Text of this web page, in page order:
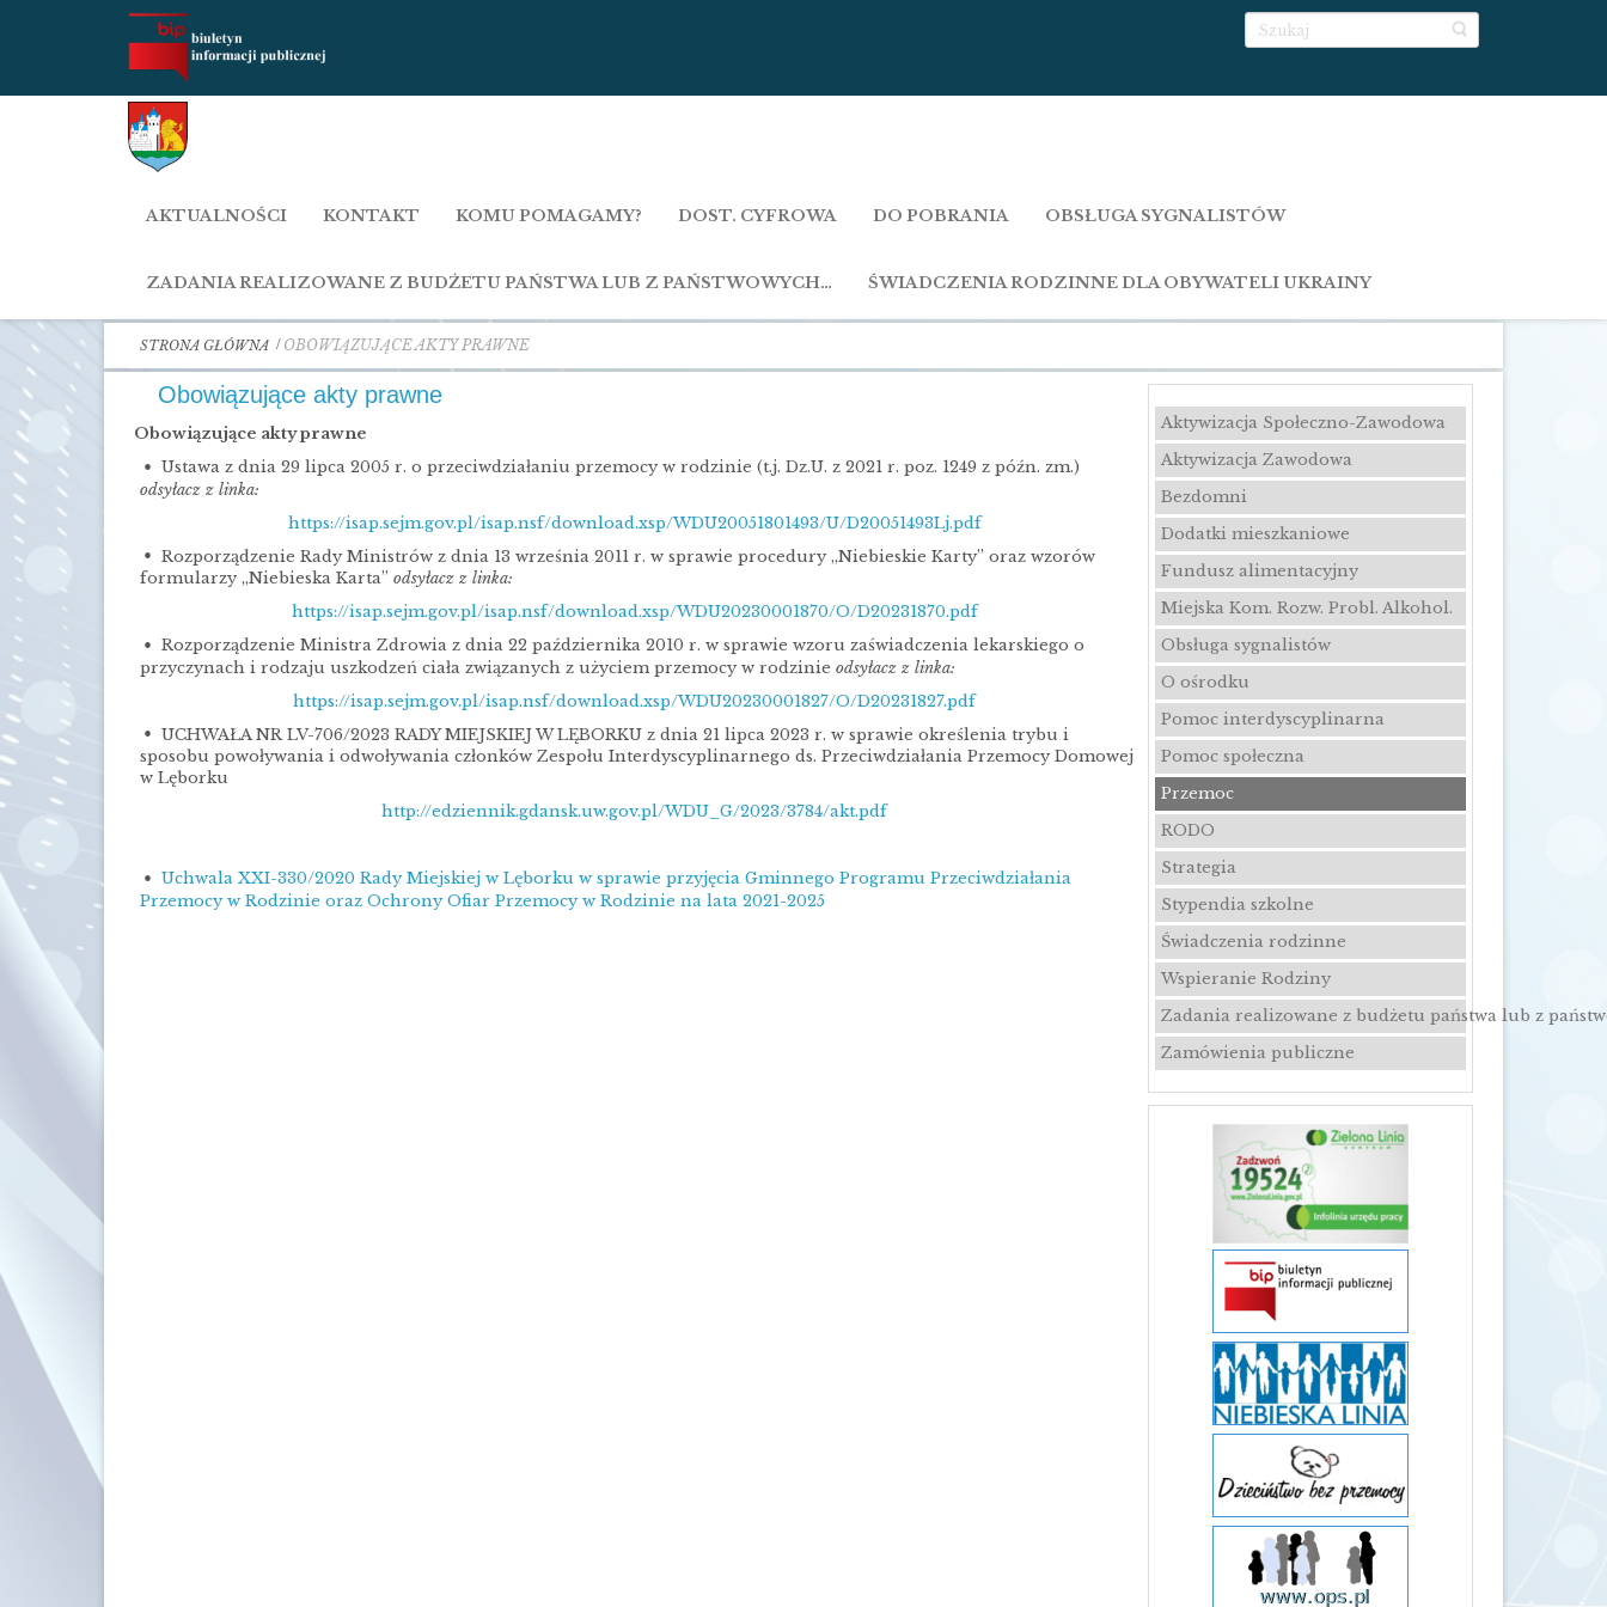
AKTUALNOŚCI KONTAKT KOMU POMAGAMY? DOST. CYFROWA DO POBRANIA OBSŁUGA SYGNALISTÓW
ZADANIA REALIZOWANE Z BUDŻETU PAŃSTWA LUB Z PAŃSTWOWYCH… ŚWIADCZENIA RODZINNE DLA OBYWATELI UKRAINY
STRONA GŁÓWNA OBOWIĄZUJĄCE AKTY PRAWNE
Obowiązujące akty prawne
Obowiązujące akty prawne
Ustawa z dnia 29 lipca 2005 r. o przeciwdziałaniu przemocy w rodzinie (t.j. Dz.U. z 2021 r. poz. 1249 z późn. zm.)
odsyłacz z linka:
https://isap.sejm.gov.pl/isap.nsf/download.xsp/WDU20051801493/U/D20051493Lj.pdf
Rozporządzenie Rady Ministrów z dnia 13 września 2011 r. w sprawie procedury „Niebieskie Karty” oraz wzorów
formularzy „Niebieska Karta” odsyłacz z linka:
https://isap.sejm.gov.pl/isap.nsf/download.xsp/WDU20230001870/O/D20231870.pdf
Rozporządzenie Ministra Zdrowia z dnia 22 października 2010 r. w sprawie wzoru zaświadczenia lekarskiego o
przyczynach i rodzaju uszkodzeń ciała związanych z użyciem przemocy w rodzinie odsyłacz z linka:
https://isap.sejm.gov.pl/isap.nsf/download.xsp/WDU20230001827/O/D20231827.pdf
UCHWAŁA NR LV-706/2023 RADY MIEJSKIEJ W LĘBORKU z dnia 21 lipca 2023 r. w sprawie określenia trybu i
sposobu powoływania i odwoływania członków Zespołu Interdyscyplinarnego ds. Przeciwdziałania Przemocy Domowej
w Lęborku
http://edziennik.gdansk.uw.gov.pl/WDU_G/2023/3784/akt.pdf
Uchwala XXI-330/2020 Rady Miejskiej w Lęborku w sprawie przyjęcia Gminnego Programu Przeciwdziałania
Przemocy w Rodzinie oraz Ochrony Ofiar Przemocy w Rodzinie na lata 2021-2025
Aktywizacja Społeczno-Zawodowa
Aktywizacja Zawodowa
Bezdomni
Dodatki mieszkaniowe
Fundusz alimentacyjny
Miejska Kom. Rozw. Probl. Alkohol.
Obsługa sygnalistów
O ośrodku
Pomoc interdyscyplinarna
Pomoc społeczna
Przemoc
RODO
Strategia
Stypendia szkolne
Świadczenia rodzinne
Wspieranie Rodziny
Zadania realizowane z budżetu państwa lub z
Zamówienia publiczne